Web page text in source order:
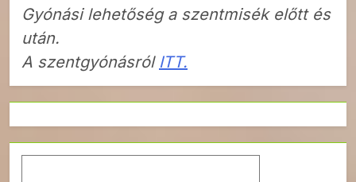
Gyónási lehetőség a szentmisék előtt és
után.
A szentgyónásról ITT.